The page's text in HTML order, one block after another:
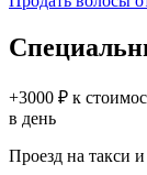
+3000 ₽ к
в день
Проезд на такси